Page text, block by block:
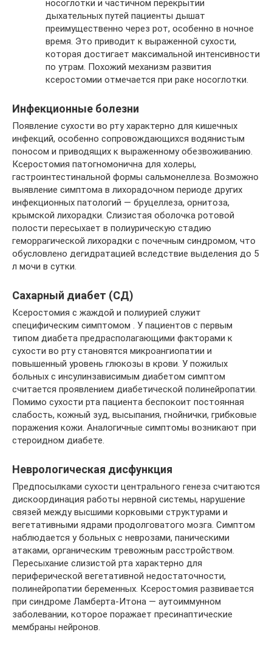
носоглотки и частичном перекрытии
дыхательных путей пациенты дышат
преимущественно через рот, особенно в ночное
время. Это приводит к выраженной сухости,
которая достигает максимальной интенсивности
по утрам. Похожий механизм развития
ксеростомии отмечается при раке носоглотки.
Инфекционные болезни
Появление сухости во рту характерно для кишечных
инфекций, особенно сопровождающихся водянистым
поносом и приводящих к выраженному обезвоживанию.
Ксеростомия патогномонична для холеры,
гастроинтестинальной формы сальмонеллеза. Возможно
выявление симптома в лихорадочном периоде других
инфекционных патологий — бруцеллеза, орнитоза,
крымской лихорадки. Слизистая оболочка ротовой
полости пересыхает в полиурическую стадию
геморрагической лихорадки с почечным синдромом, что
обусловлено дегидратацией вследствие выделения до 5
л мочи в сутки.
Сахарный диабет (СД)
Ксеростомия с жаждой и полиурией служит
специфическим симптомом . У пациентов с первым
типом диабета предрасполагающими факторами к
сухости во рту становятся микроангиопатии и
повышенный уровень глюкозы в крови. У пожилых
больных с инсулинзависимым диабетом симптом
считается проявлением диабетической полинейропатии.
Помимо сухости рта пациента беспокоит постоянная
слабость, кожный зуд, высыпания, гнойнички, грибковые
поражения кожи. Аналогичные симптомы возникают при
стероидном диабете.
Неврологическая дисфункция
Предпосылками сухости центрального генеза считаются
дискоординация работы нервной системы, нарушение
связей между высшими корковыми структурами и
вегетативными ядрами продолговатого мозга. Симптом
наблюдается у больных с неврозами, паническими
атаками, органическим тревожным расстройством.
Пересыхание слизистой рта характерно для
периферической вегетативной недостаточности,
полинейропатии беременных. Ксеростомия развивается
при синдроме Ламберта-Итона — аутоиммунном
заболевании, которое поражает пресинаптические
мембраны нейронов.